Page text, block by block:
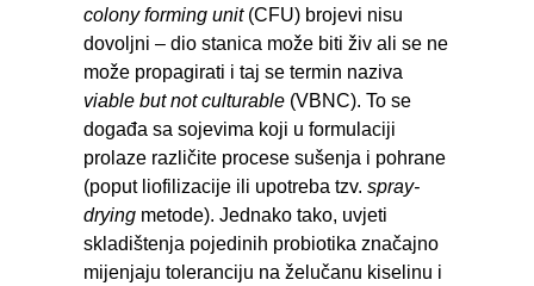
colony forming unit(CFU) brojevi nisu
dovoljni – dio stanica može biti živ ali se ne
može propagirati i taj se termin naziva
viable but not culturable (VBNC). To se
događa sa sojevima koji u formulaciji
prolaze različite procese sušenja i pohrane
(poput liofilizacije ili upotreba tzv.spray-
drying metode). Jednako tako, uvjeti
skladištenja pojedinih probiotika značajno
mijenjaju toleranciju na želučanu kiselinu i